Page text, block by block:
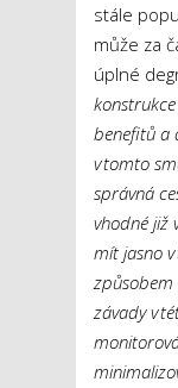
stále
může za
úplné
benefitů a
v tomto
správná
vhodné již
mít jasno
závady v